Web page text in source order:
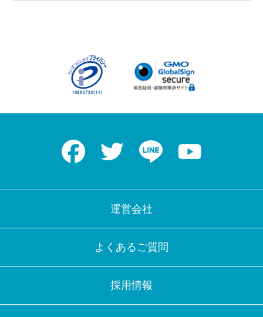
Facebook Twitter LINE
運営会社
よくあるご質問
採用情報